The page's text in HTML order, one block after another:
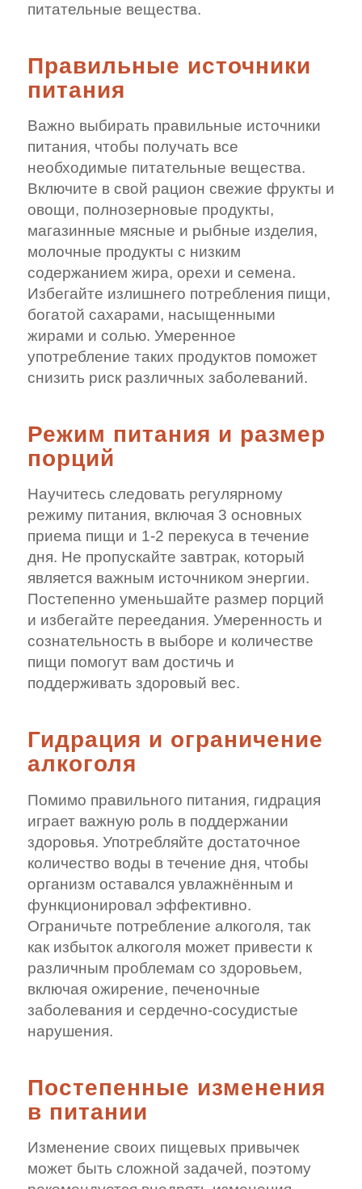
питательные вещества.
Правильные источники
питания
Важно выбирать правильные источники
питания, чтобы получать все
необходимые питательные вещества.
Включите в свой рацион свежие фрукты и
овощи, полнозерновые продукты,
магазинные мясные и рыбные изделия,
молочные продукты с низким
содержанием жира, орехи и семена.
Избегайте излишнего потребления пищи,
богатой сахарами, насыщенными
жирами и солью. Умеренное
употребление таких продуктов поможет
снизить риск различных заболеваний.
Режим питания и размер
порций
Научитесь следовать регулярному
режиму питания, включая 3 основных
приема пищи и 1-2 перекуса в течение
дня. Не пропускайте завтрак, который
является важным источником энергии.
Постепенно уменьшайте размер порций
и избегайте переедания. Умеренность и
сознательность в выборе и количестве
пищи помогут вам достичь и
поддерживать здоровый вес.
Гидрация и ограничение
алкоголя
Помимо правильного питания, гидрация
играет важную роль в поддержании
здоровья. Употребляйте достаточное
количество воды в течение дня, чтобы
организм оставался увлажнённым и
функционировал эффективно.
Ограничьте потребление алкоголя, так
как избыток алкоголя может привести к
различным проблемам со здоровьем,
включая ожирение, печеночные
заболевания и сердечно-сосудистые
нарушения.
Постепенные изменения
в питании
Изменение своих пищевых привычек
может быть сложной задачей, поэтому